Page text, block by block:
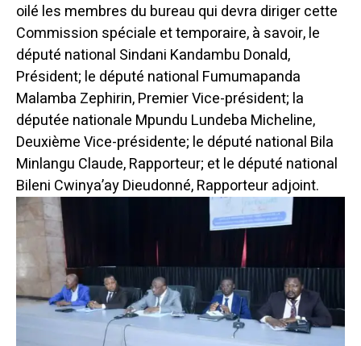
oilé les membres du bureau qui devra diriger cette
Commission spéciale et temporaire, à savoir, le
député national Sindani Kandambu Donald,
Président; le député national Fumumapanda
Malamba Zephirin, Premier Vice-président; la
députée nationale Mpundu Lundeba Micheline,
Deuxième Vice-présidente; le député national Bila
Minlangu Claude, Rapporteur; et le député national
Bileni Cwinya’ay Dieudonné, Rapporteur adjoint.